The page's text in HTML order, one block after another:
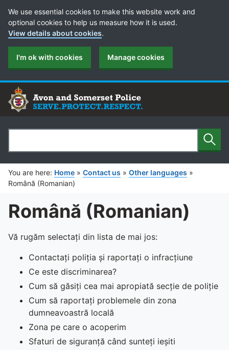
Cookie Preferences
We use essential cookies to make this website work and
optional cookies to help us measure how it is used.
View details about cookies.
I'm ok with cookies Manage cookies
Search
You are here: Home » Contact us » Other languages »
Română (Romanian)
Română (Romanian)
Vă rugăm selectați din lista de mai jos:
Contactați poliția și raportați o infracțiune
Ce este discriminarea?
Cum să găsiți cea mai apropiată secție de poliție
Cum să raportați problemele din zona
dumneavoastră locală
Zona pe care o acoperim
Sfaturi de siguranță când sunteți ieșiti